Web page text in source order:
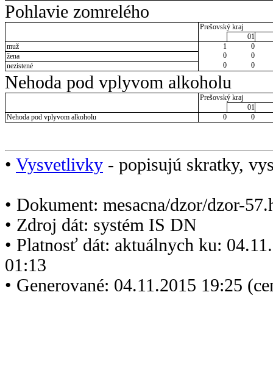
Pohlavie zomrelého
Prešovský kraj
01
muž
1
0
žena
0
0
nezistené
0 0
Nehoda pod vplyvom alkoholu
Prešovský kraj
01
Nehoda pod vplyvom alkoholu
0 0
• Vysvetlivky - popisujú skratky,
• Dokument: mesacna/dzor/dzor-
• Zdroj dát: systém IS DN
• Platnosť dát: aktuálnych ku:
01:13
• Generované: 04.11.2015 19:25